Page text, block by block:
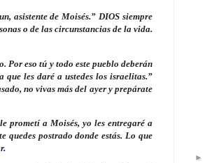
asistente de Moisés.” DIOS siempre
o de las circunstancias de la vida.
Por eso tú y todo este pueblo deberán
les daré a ustedes los israelitas.”
no vivas más del ayer y prepárate
prometí a Moisés, yo les entregaré a
quedes postrado donde estás. Lo que
.
►